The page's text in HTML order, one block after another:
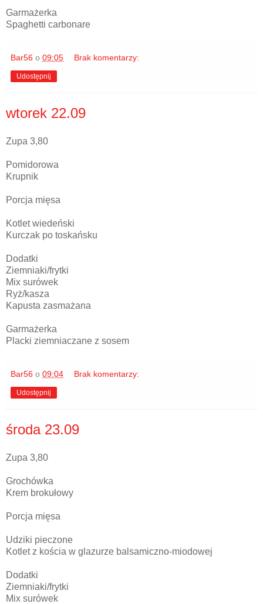
Garmażerka
Spaghetti carbonare
Bar56 o 09:05 Brak komentarzy:
Udostępnij
wtorek 22.09
Zupa 3,80
Pomidorowa
Krupnik
Porcja mięsa
Kotlet wiedeński
Kurczak po toskańsku
Dodatki
Ziemniaki/frytki
Mix surówek
Ryż/kasza
Kapusta zasmażana
Garmażerka
Placki ziemniaczane z sosem
Bar56 o 09:04 Brak komentarzy:
Udostępnij
środa 23.09
Zupa 3,80
Grochówka
Krem brokułowy
Porcja mięsa
Udziki pieczone
Kotlet z kościa w glazurze balsamiczno-miodowej
Dodatki
Ziemniaki/frytki
Mix surówek